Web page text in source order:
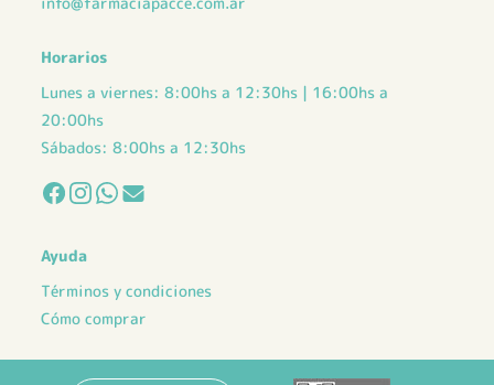
Horarios
Lunes a viernes: 8:00hs a 12:30hs | 16:00hs a
20:00hs
Sábados: 8:00hs a 12:30hs
Ayuda
Términos y condiciones
Cómo comprar